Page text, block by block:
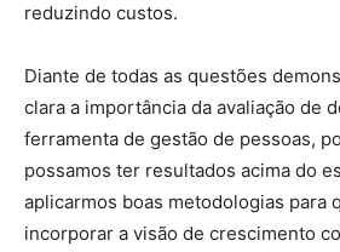
reduzindo custos.
Diante de todas as questões
clara a importância da avaliação de
ferramenta de gestão de pessoas,
possamos ter resultados acima do
aplicarmos boas metodologias para
incorporar a visão de crescimento